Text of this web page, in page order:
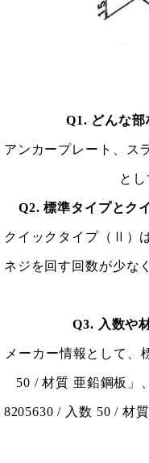
Q1. どんな部
アンカープレート、ス
とし
Q2. 標準タイプとク
クイックタイプ（Ⅱ）
ネジを回す回数が少な
Q3. 入数や
メーカー情報として、
50 / 材質 亜鉛鋼板」
8205630 / 入数 50 / 材